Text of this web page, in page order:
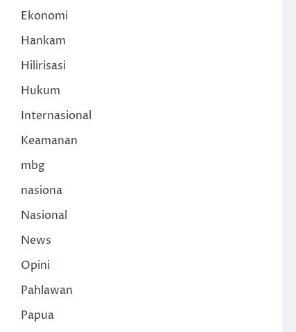
Ekonomi
Hankam
Hilirisasi
Hukum
Internasional
Keamanan
mbg
nasiona
Nasional
News
Opini
Pahlawan
Papua